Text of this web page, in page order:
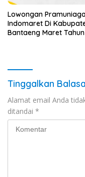
Lowongan
Indomaret Di
Bantaeng Maret
Tinggalkan
Alamat email Anda
ditandai *